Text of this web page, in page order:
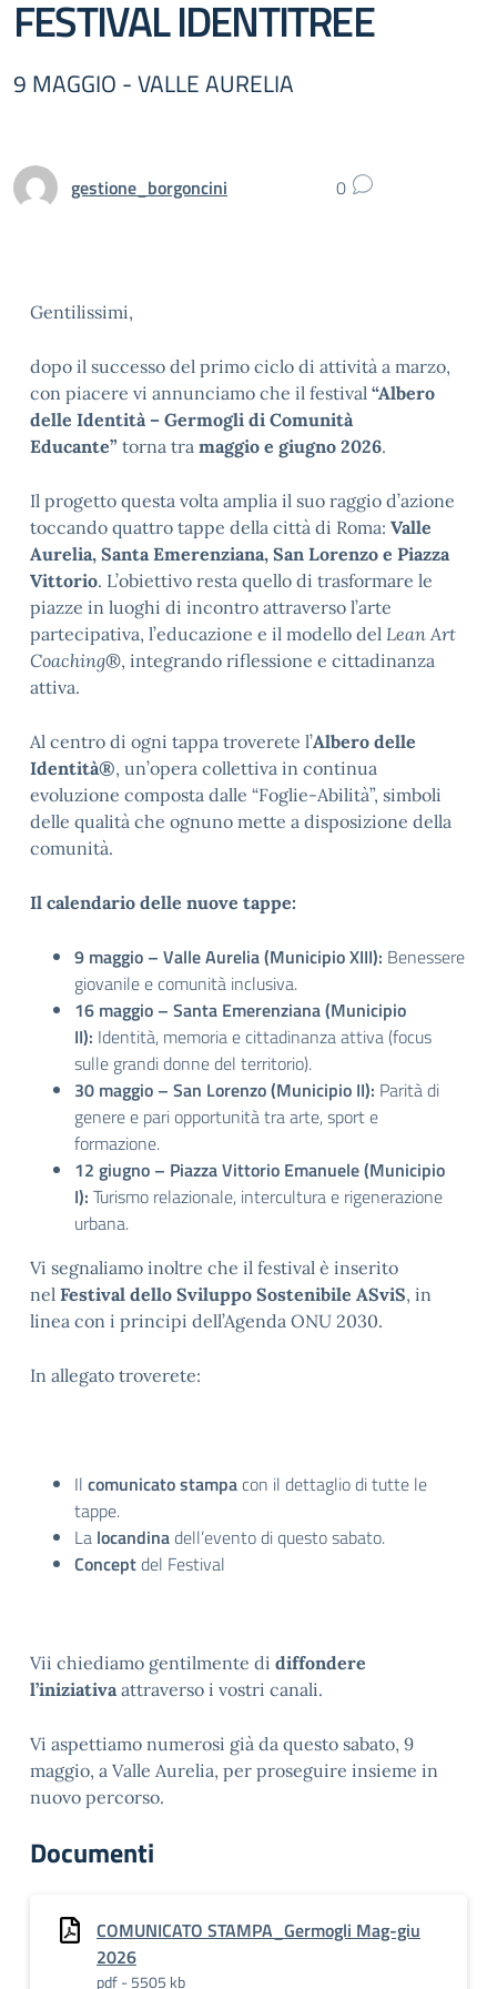
FESTIVAL IDENTITREE
9 MAGGIO - VALLE AURELIA
gestione_borgoncini 0
Gentilissimi,
dopo il successo del primo ciclo di attività a marzo,
con piacere vi annunciamo che il festival “Albero
delle Identità – Germogli di Comunità
Educante” torna tra maggio e giugno 2026.
Il progetto questa volta amplia il suo raggio d’azione
toccando quattro tappe della città di Roma: Valle
Aurelia, Santa Emerenziana, San Lorenzo e Piazza
Vittorio. L’obiettivo resta quello di trasformare le
piazze in luoghi di incontro attraverso l’arte
partecipativa, l’educazione e il modello del Lean Art
Coaching®, integrando riflessione e cittadinanza
attiva.
Al centro di ogni tappa troverete l’Albero delle
Identità®, un’opera collettiva in continua
evoluzione composta dalle “Foglie-Abilità”, simboli
delle qualità che ognuno mette a disposizione della
comunità.
Il calendario delle nuove tappe:
9 maggio – Valle Aurelia (Municipio XIII): Benessere
giovanile e comunità inclusiva.
16 maggio – Santa Emerenziana (Municipio
II): Identità, memoria e cittadinanza attiva (focus
sulle grandi donne del territorio).
30 maggio – San Lorenzo (Municipio II): Parità di
genere e pari opportunità tra arte, sport e
formazione.
12 giugno – Piazza Vittorio Emanuele (Municipio
I): Turismo relazionale, intercultura e rigenerazione
urbana.
Vi segnaliamo inoltre che il festival è inserito
nel Festival dello Sviluppo Sostenibile ASviS, in
linea con i principi dell’Agenda ONU 2030.
In allegato troverete:
Il comunicato stampa con il dettaglio di tutte le
tappe.
La locandinadell’evento di questo sabato.
Conceptdel Festival
Vii chiediamo gentilmente di diffondere
l’iniziativaattraverso i vostri canali.
Vi aspettiamo numerosi già da questo sabato, 9
maggio, a Valle Aurelia, per proseguire insieme in
nuovo percorso.
Documenti
COMUNICATO STAMPA_Germogli Mag-giu
2026
pdf - 5505 kb